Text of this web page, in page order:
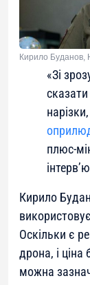
Кирило
«Зі
плюс-
Кирило
Оскільки є
дрона, і ціна
можна